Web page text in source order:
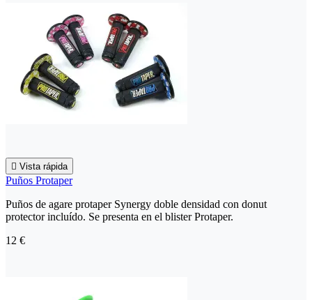
 Vista rápida
Puños Protaper
Puños de agare protaper Synergy doble densidad con donut
protector incluído. Se presenta en el blister Protaper.
12 €